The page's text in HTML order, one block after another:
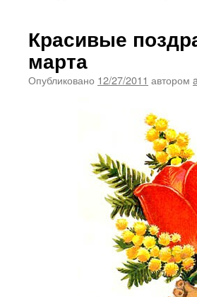
Красивые
марта
Опубликовано 12/27/2011 автором